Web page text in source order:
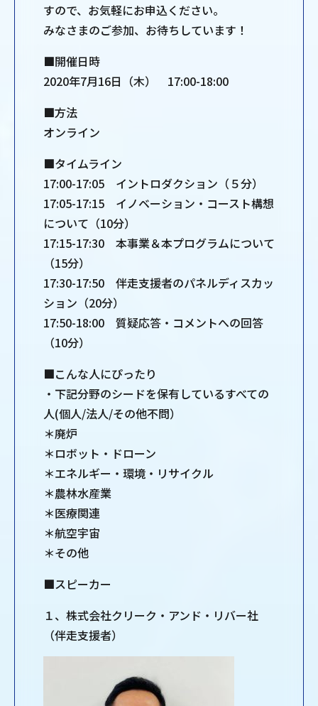
すので、お気軽にお申込ください。
みなさまのご参加、お待ちしています！
■開催日時
2020年7月16日（木） 17:00-18:00
■方法
オンライン
■タイムライン
17:00-17:05 イントロダクション（５分）
17:05-17:15 イノベーション・コースト構想
について（10分）
17:15-17:30 本事業＆本プログラムについて
（15分）
17:30-17:50 伴走支援者のパネルディスカッ
ション（20分）
17:50-18:00 質疑応答・コメントへの回答
（10分）
■こんな人にぴったり
・下記分野のシードを保有しているすべての
人(個人/法人/その他不問）
＊廃炉
＊ロボット・ドローン
＊エネルギー・環境・リサイクル
＊農林水産業
＊医療関連
＊航空宇宙
＊その他
■スピーカー
１、株式会社クリーク・アンド・リバー社
（伴走支援者）